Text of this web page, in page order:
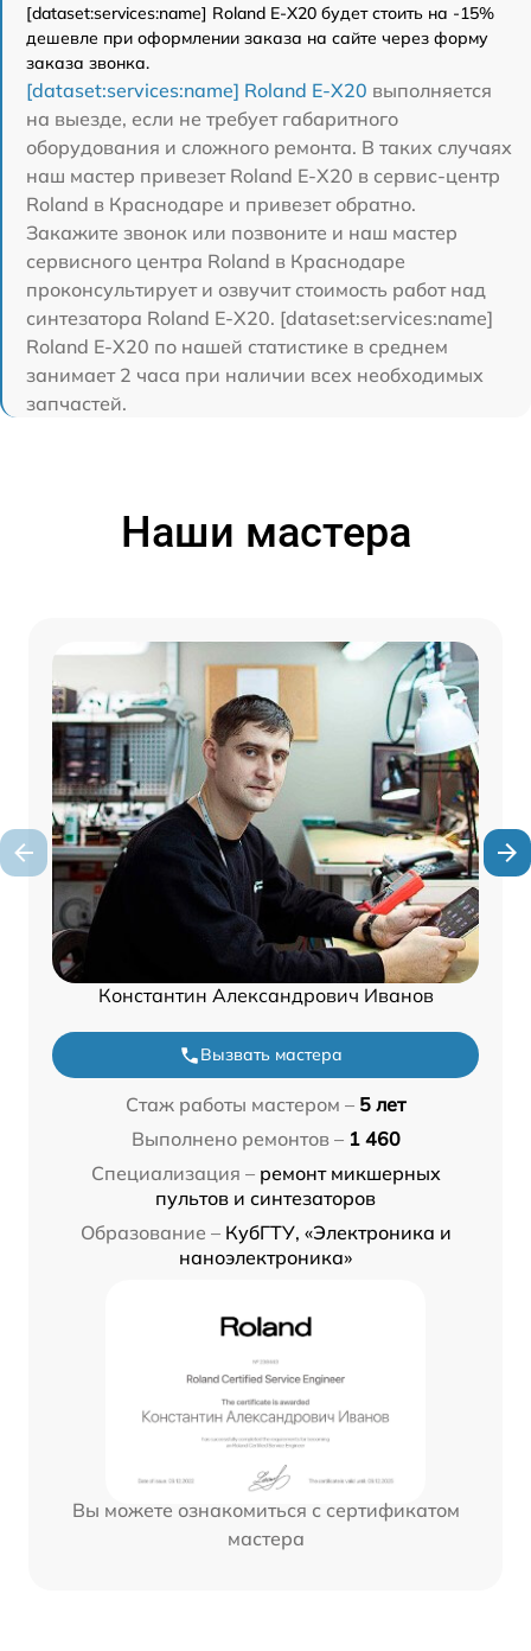
[dataset:services:name] Roland E-X20 будет стоить на -15%
дешевле при оформлении заказа на сайте через форму
заказа звонка.
[dataset:services:name] Roland E-X20 выполняется
на выезде, если не требует габаритного
оборудования и сложного ремонта. В таких случаях
наш мастер привезет Roland E-X20 в сервис-центр
Roland в Краснодаре и привезет обратно.
Закажите звонок или позвоните и наш мастер
сервисного центра Roland в Краснодаре
проконсультирует и озвучит стоимость работ над
синтезатора Roland E-X20. [dataset:services:name]
Roland E-X20 по нашей статистике в среднем
занимает 2 часа при наличии всех необходимых
запчастей.
Наши мастера
Константин Александрович Иванов
Вызвать мастера
Стаж работы мастером – 5 лет
Выполнено ремонтов – 1 460
Специализация – ремонт микшерных
пультов и синтезаторов
Образование – КубГТУ, «Электроника и
наноэлектроника»
Вы можете ознакомиться с сертификатом
мастера